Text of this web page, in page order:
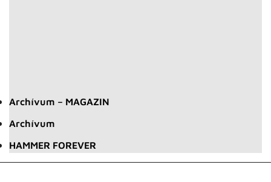
Archívum – MAGAZIN
Archívum
HAMMER FOREVER